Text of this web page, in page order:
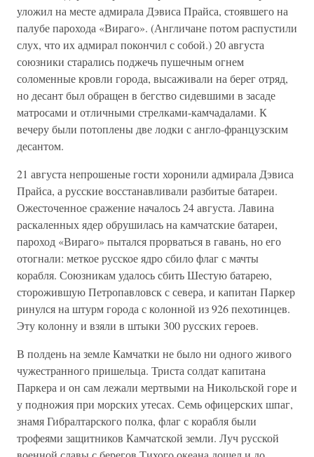
уложил на месте адмирала Дэвиса Прайса, стоявшего на
палубе парохода «Вираго». (Англичане потом распустили
слух, что их адмирал покончил с собой.) 20 августа
союзники старались поджечь пушечным огнем
соломенные кровли города, высаживали на берег отряд,
но десант был обращен в бегство сидевшими в засаде
матросами и отличными стрелками-камчадалами. К
вечеру были потоплены две лодки с англо-французским
десантом.
21 августа непрошеные гости хоронили адмирала Дэвиса
Прайса, а русские восстанавливали разбитые батареи.
Ожесточенное сражение началось 24 августа. Лавина
раскаленных ядер обрушилась на камчатские батареи,
пароход «Вираго» пытался прорваться в гавань, но его
отогнали: меткое русское ядро сбило флаг с мачты
корабля. Союзникам удалось сбить Шестую батарею,
сторожившую Петропавловск с севера, и капитан Паркер
ринулся на штурм города с колонной из 926 пехотинцев.
Эту колонну и взяли в штыки 300 русских героев.
В полдень на земле Камчатки не было ни одного живого
чужестранного пришельца. Триста солдат капитана
Паркера и он сам лежали мертвыми на Никольской горе и
у подножия при морских утесах. Семь офицерских шпаг,
знамя Гибралтарского полка, флаг с корабля были
трофеями защитников Камчатской земли. Луч русской